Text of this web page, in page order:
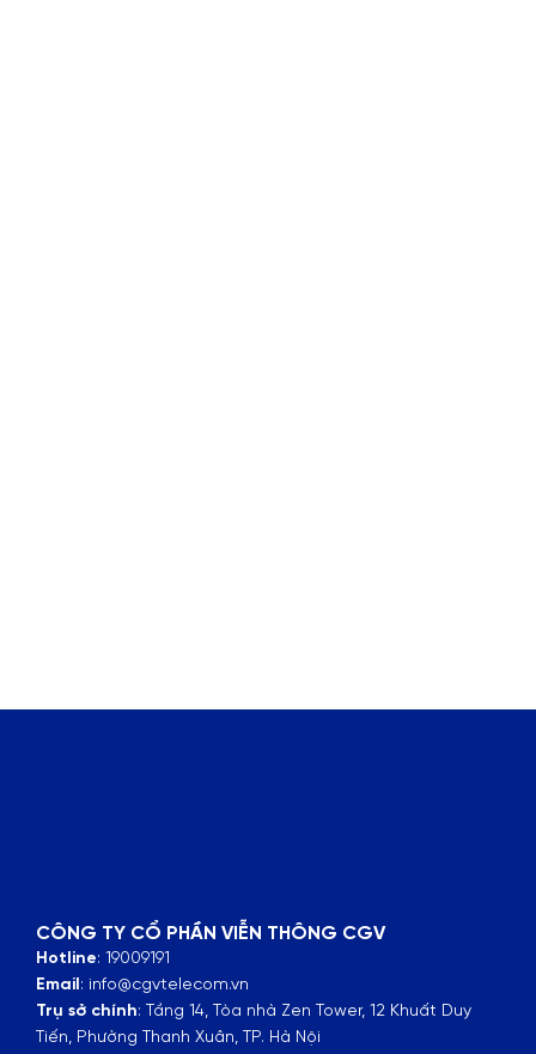
CÔNG TY CỔ PHẦN VIỄN THÔNG CGV
Hotline: 19009191
Email: info@cgvtelecom.vn
Trụ sở chính: Tầng 14, Tòa nhà Zen Tower, 12 Khuất Duy
Tiến, Phường Thanh Xuân, TP. Hà Nội